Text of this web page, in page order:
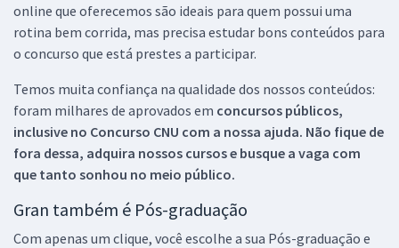
online que oferecemos são ideais para quem possui uma
rotina bem corrida, mas precisa estudar bons conteúdos para
o concurso que está prestes a participar.
Temos muita confiança na qualidade dos nossos conteúdos:
foram milhares de aprovados em concursos públicos,
inclusive no Concurso CNU com a nossa ajuda. Não fique de
fora dessa, adquira nossos cursos e busque a vaga com
que tanto sonhou no meio público.
Gran também é Pós-graduação
Com apenas um clique, você escolhe a sua Pós-graduação e